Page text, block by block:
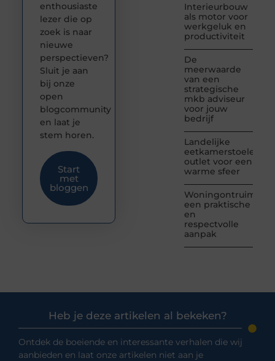
Interieurbouw
als motor voor
werkgeluk en
productiviteit
De
meerwaarde
van een
strategische
mkb adviseur
voor jouw
bedrijf
Landelijke
eetkamerstoelen
outlet voor een
warme sfeer
Woningontruiming:
een praktische
en
respectvolle
aanpak
enthousiaste
lezer die op
zoek is naar
nieuwe
perspectieven?
Sluit je aan
bij onze
open
blogcommunity
en laat je
stem horen.
Start
met
bloggen
Heb je deze artikelen al bekeken?
Ontdek de boeiende en interessante verhalen die wij
aanbieden en laat onze artikelen niet aan je